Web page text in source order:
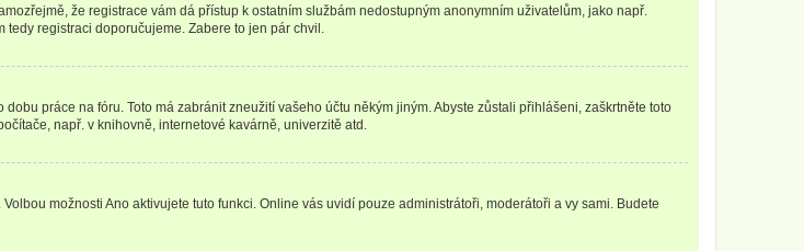
že registrace vám dá přístup k ostatním službám nedostupným anonymním uživatelům, jako např.
registraci doporučujeme. Zabere to jen pár chvil.
práce na fóru. Toto má zabránit zneužití vašeho účtu někým jiným. Abyste zůstali přihlášeni, zaškrtněte toto
např. v knihovně, internetové kavárně, univerzitě atd.
. Volbou možnosti Ano aktivujete tuto funkci. Online vás uvidí pouze administrátoři, moderátoři a vy sami. Budete